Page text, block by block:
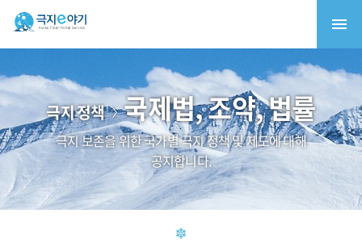
극지 정책 국제법, 조약, 법률
극지 보존을 위한 국가별 극지 정책 및 제도에 대해
공지합니다.